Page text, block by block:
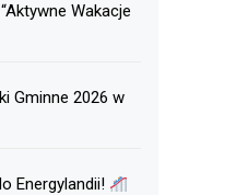
Wakacje
Gminne 2026 w
Energylandii!